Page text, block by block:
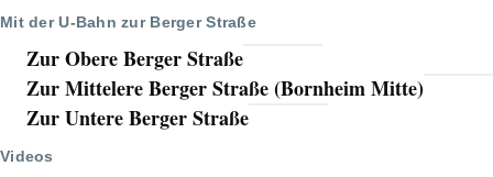
Mit der U-Bahn zur Berger Straße
Zur Obere Berger Straße
Zur Mittelere Berger Straße (Bornheim Mitte)
Zur Untere Berger Straße
Videos